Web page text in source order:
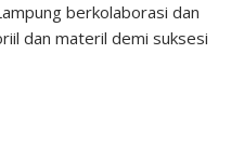
berkolaborasi dan
dan materil demi suksesi